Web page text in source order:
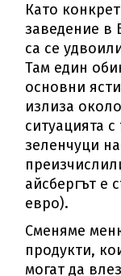
Като
заведение в
са се
Там един
основни
излиза
ситуацията
зеленчуци
айсбергът е
евро).
Сменяме
продукти,
могат да